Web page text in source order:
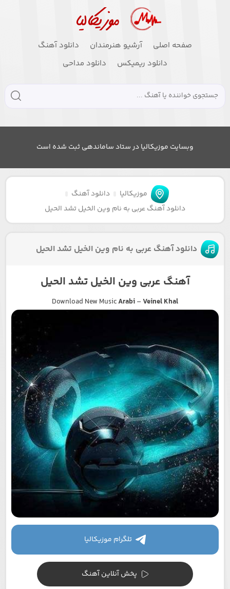
صفحه اصلی آرشیو هنرمندان
دانلود آهنگ
دانلود ریمیکس
دانلود مداحی
وبسایت موزیکالیا در ستاد ساماندهی ثبت شده است
موزیکالیا
دانلود آهنگ
دانلود آهنگ عربی به نام وین الخیل تشد الحیل
دانلود آهنگ عربی به نام وین الخیل تشد الحیل
آهنگ عربی وین الخیل تشد الحیل
Download New MusicArabi–Veinel Khal
تلگرام موزیکالیا
پخش آنلاین آهنگ